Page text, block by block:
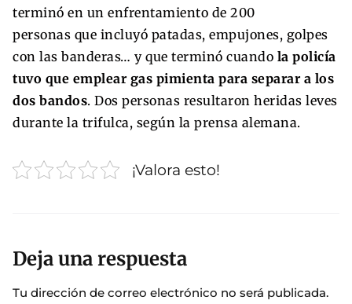
terminó en un enfrentamiento de 200
personas que incluyó patadas, empujones, golpes
con las banderas… y que terminó cuando la policía
tuvo que emplear gas pimienta para separar a los
dos bandos. Dos personas resultaron heridas leves
durante la trifulca, según la prensa alemana.
¡Valora esto!
Deja una respuesta
Tu dirección de correo electrónico no será publicada.